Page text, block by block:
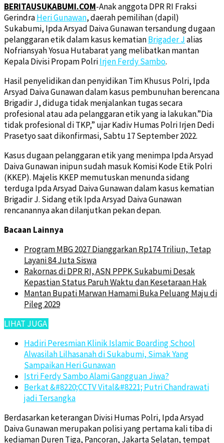
BERITAUSUKABUMI.COM-Anak anggota DPR RI Fraksi
GerindraHeri Gunawan, daerah pemilihan (dapil)
Sukabumi, Ipda Arsyad Daiva Gunawan tersandung dugaan
pelanggaran etik dalam kasus kematianBrigader Jalias
Nofriansyah Yosua Hutabarat yang melibatkan mantan
Kepala Divisi Propam PolriIrjen Ferdy Sambo.
Hasil penyelidikan dan penyidikan Tim Khusus Polri, Ipda
Arsyad Daiva Gunawan dalam kasus pembunuhan berencana
Brigadir J, diduga tidak menjalankan tugas secara
profesional atau ada pelanggaran etik yang ia lakukan.”Dia
tidak profesional di TKP,” ujar Kadiv Humas Polri Irjen Dedi
Prasetyo saat dikonfirmasi, Sabtu 17 September 2022.
Kasus dugaan pelanggaran etik yang menimpa Ipda Arsyad
Daiva Gunawan inipun sudah masuk Komisi Kode Etik Polri
(KKEP). Majelis KKEP memutuskan menunda sidang
terduga Ipda Arsyad Daiva Gunawan dalam kasus kematian
Brigadir J. Sidang etik Ipda Arsyad Daiva Gunawan
rencanannya akan dilanjutkan pekan depan.
Bacaan Lainnya
Program MBG 2027 Dianggarkan Rp174 Triliun, Tetap
Layani 84 Juta Siswa
Rakornas di DPR RI, ASN PPPK Sukabumi Desak
Kepastian Status Paruh Waktu dan Kesetaraan Hak
Mantan Bupati Marwan Hamami Buka Peluang Maju di
Pileg 2029
LIHAT JUGA
Hadiri Peresmian Klinik Islamic Boarding School
Alwasilah Lilhasanah di Sukabumi, Simak Yang
Sampaikan Heri Gunawan
Istri Ferdy Sambo Alami Gangguan Jiwa?
Berkat &#8220;CCTV Vital&#8221; Putri Chandrawati
jadi Tersangka
Berdasarkan keterangan Divisi Humas Polri, Ipda Arsyad
Daiva Gunawan merupakan polisi yang pertama kali tiba di
kediaman Duren Tiga, Pancoran, Jakarta Selatan, tempat